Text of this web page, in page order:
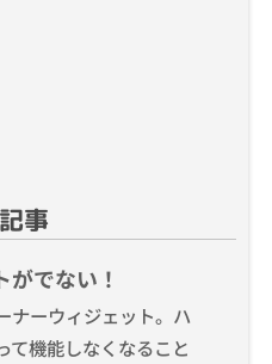
事
でない！
ナーウィジェット。ハ
て機能しなくなること